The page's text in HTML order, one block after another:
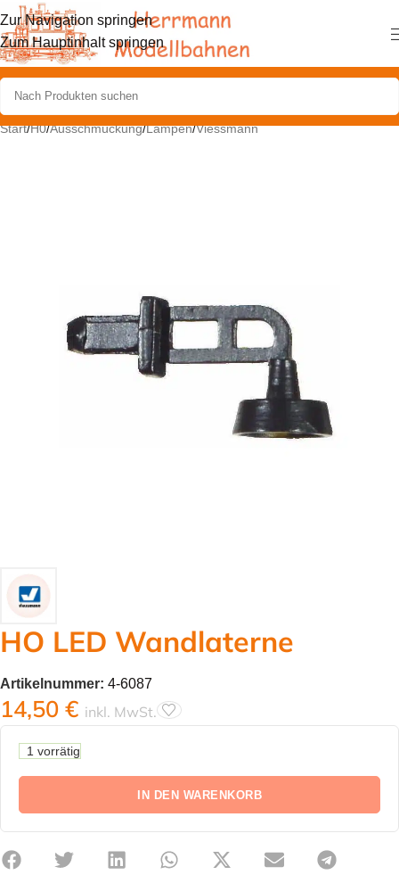
Zur Navigation springen
Zum Hauptinhalt springen
Start/H0/Ausschmückung/Lampen/Viessmann
HO LED Wandlaterne
Artikelnummer: 4-6087
14,50 € inkl. MwSt.
1 vorrätig
IN DEN WARENKORB